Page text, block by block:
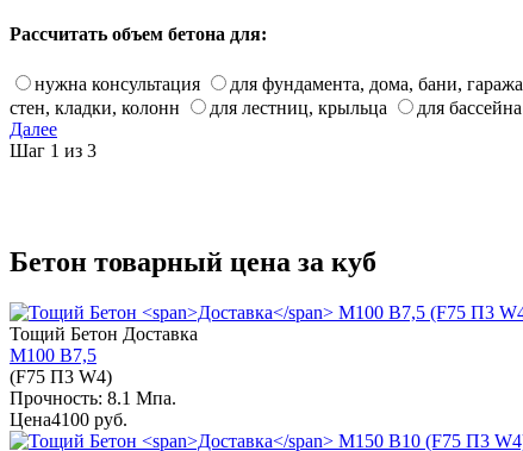
Рассчитать объем бетона для:
нужна консультация для фундамента, дома, бани, гаража
стен, кладки, колонн
для лестниц, крыльца для бассейна
Далее
Шаг 1 из 3
Бетон товарный цена за куб
Тощий Бетон Доставка
М100 В7,5
(F75 П3 W4)
Прочность: 8.1 Мпа.
Цена4100 руб.